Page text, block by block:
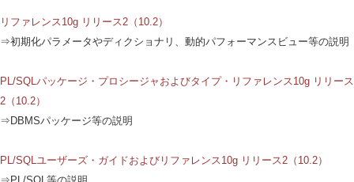
リファレンス10g リリース2（10.2）
⇒初期化パラメータやディクショナリ、動的パフォーマンスビュー等の説明
PL/SQLパッケージ・プロシージャおよびタイプ・リファレンス10g リリース
2（10.2）
⇒DBMSパッケージ等の説明
PL/SQLユーザーズ・ガイドおよびリファレンス10g リリース2（10.2）